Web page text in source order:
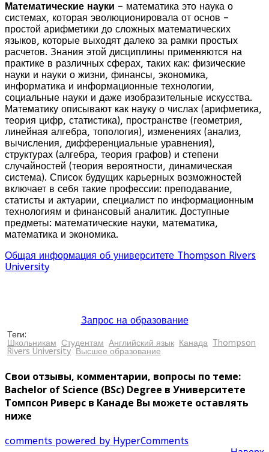
Математические науки – математика это наука о
системах, которая эволюционировала от основ –
простой арифметики до сложных математических
языков, которые выходят далеко за рамки простых
расчетов. Знания этой дисциплины применяются на
практике в различных сферах, таких как: физические
науки и науки о жизни, финансы, экономика,
информатика и информационные технологии,
социальные науки и даже изобразительные искусства.
Математику описывают как науку о числах (арифметика,
теория цифр, статистика), пространстве (геометрия,
линейная алгебра, топология), изменениях (анализ,
вычисления, дифференциальные уравнения),
структурах (алгебра, теория графов) и степени
случайностей (теория вероятности, динамическая
система). Список будущих карьерных возможностей
включает в себя такие профессии: преподавание,
статисты и актуарии, специалист по информационным
технологиям и финансовый аналитик. Доступные
предметы: математические науки, математика,
математика и экономика.
Общая информация об университете Thompson Rivers
University
Запрос на образование
Теги:
Школьникам Студентам Английский язык Канада
Thompson
Rivers University Высшее образование
Свои отзывы, комментарии, вопросы по теме:
Bachelor of Science (BSc) Degree в Университете
Томпсон Риверс в Канаде Вы можете оставлять
ниже
comments powered by HyperComments